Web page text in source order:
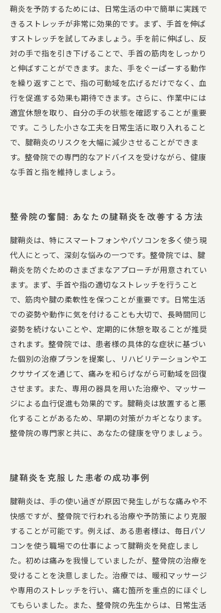
鞘炎を予防するためには、日常生活の中で簡単に実践で
きるストレッチが非常に効果的です。まず、手首を伸ば
すストレッチを試してみましょう。手を前に伸ばし、反
対の手で指を引き下げることで、手首の筋肉をしっかり
と伸ばすことができます。また、手をぐーぱーする動作
を繰り返すことで、指の可動域を広げるだけでなく、血
行を促進する効果も期待できます。さらに、作業中には
適宜休憩を取り、自分の手の状態を確認することが重要
です。こうした小さな工夫を日常生活に取り入れること
で、腱鞘炎のリスクを大幅に減少させることができま
す。整骨院での専門的なアドバイスを受けながら、健康
な手首と指を維持しましょう。
整骨院の奮闘: あなたの腱鞘炎を改善する方法
腱鞘炎は、特にスマートフォンやパソコンを多く使う現
代人にとって、深刻な悩みの一つです。整骨院では、腱
鞘炎を防ぐためのさまざまなアプローチが用意されてい
ます。まず、手首や指の適切なストレッチを行うこと
で、筋肉や腱の柔軟性を保つことが重要です。日常生活
での姿勢や動作に気を付けることも大切で、長時間同じ
姿勢を続けないことや、定期的に休憩を取ることが推奨
されます。整骨院では、患者様の具体的な症状に基づい
た個別の治療プランを提案し、リハビリテーションやエ
クササイズを通じて、痛みを和らげながら可動域を回復
させます。また、専用の器具を用いた治療や、マッサー
ジによる血行促進も効果的です。腱鞘炎は放置すると悪
化することがあるため、早期の対策がカギとなります。
整骨院の専門家と共に、あなたの健康を守りましょう。
腱鞘炎を克服した患者の成功事例
腱鞘炎は、手の使い過ぎが原因で発生しがちな痛みや不
快感ですが、整骨院で行われる治療や予防策により克服
することが可能です。例えば、ある患者様は、毎日パソ
コンを使う職場での仕事によって腱鞘炎を発症しまし
た。初めは痛みを我慢していましたが、整骨院の治療を
受けることを決意しました。治療では、暖和マッサージ
や専用のストレッチを行い、痛む箇所を重点的にほぐし
てもらいました。また、整骨院の先生からは、日常生活